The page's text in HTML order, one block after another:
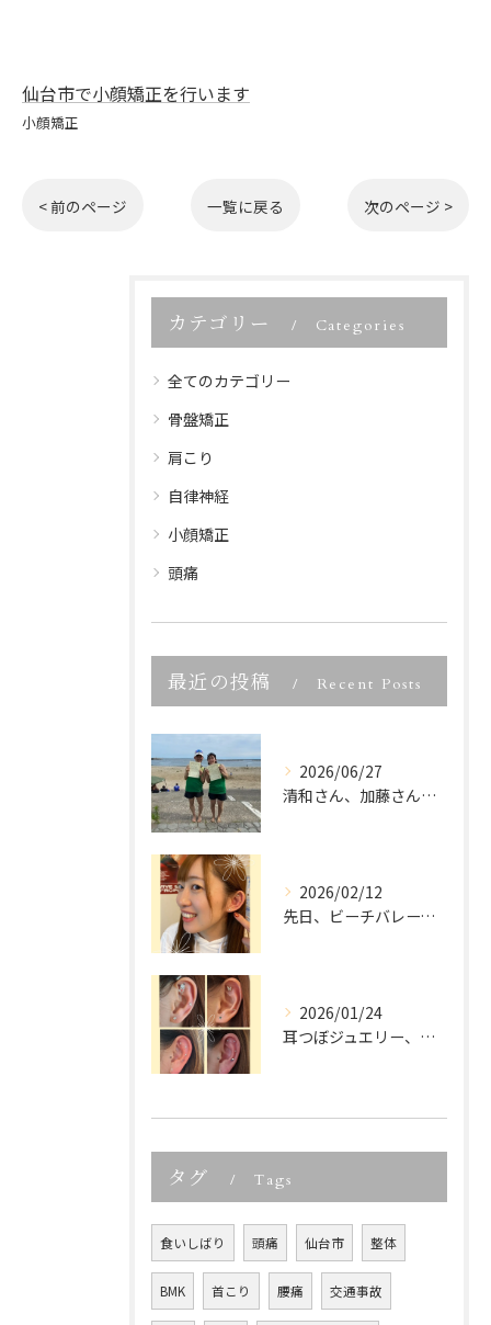
仙台市で小顔矯正を行います
小顔矯正
< 前のページ 一覧に戻る 次のページ >
カテゴリー Categories
全てのカテゴリー
骨盤矯正
肩こり
自律神経
小顔矯正
頭痛
最近の投稿 Recent Posts
2026/06/27
清和さん、加藤さん、宮城県ビーチバレー大会優勝、本当におめで...
2026/02/12
先日、ビーチバレーでご活躍中の
2026/01/24
耳つぼジュエリー、「可愛いだけでしょ？」って思っていませんか...
タグ Tags
食いしばり 頭痛 仙台市 整体
BMK 首こり 腰痛 交通事故